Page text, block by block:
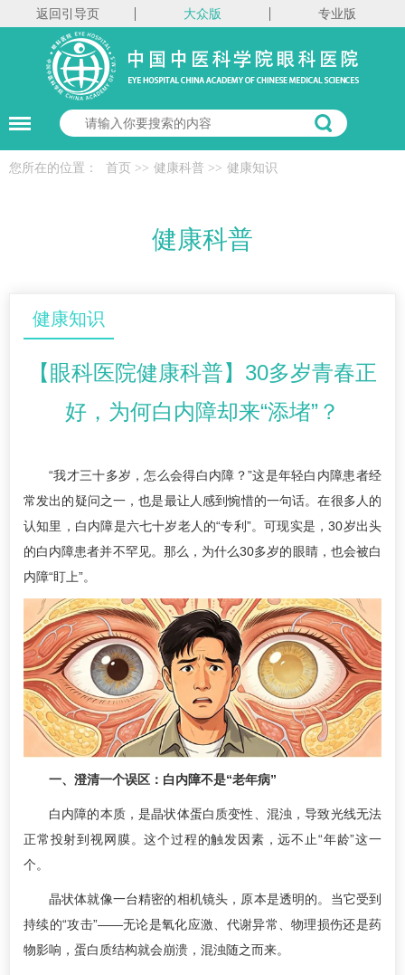
返回引导页 大众版 专业版
您所在的位置： 首页 >> 健康科普 >> 健康知识
健康科普
健康知识
【眼科医院健康科普】30多岁青春正
好，为何白内障却来“添堵”？
“我才三十多岁，怎么会得白内障？”这是年轻白内障患者经
常发出的疑问之一，也是最让人感到惋惜的一句话。在很多人的
认知里，白内障是六七十岁老人的“专利”。可现实是，30岁出头
的白内障患者并不罕见。那么，为什么30多岁的眼睛，也会被白
内障“盯上”。
一、澄清一个误区：白内障不是“老年病”
白内障的本质，是晶状体蛋白质变性、混浊，导致光线无法
正常投射到视网膜。这个过程的触发因素，远不止“年龄”这一
个。
晶状体就像一台精密的相机镜头，原本是透明的。当它受到
持续的“攻击”——无论是氧化应激、代谢异常、物理损伤还是药
物影响，蛋白质结构就会崩溃，混浊随之而来。